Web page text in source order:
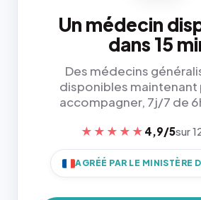
Un médecin
dans 15
Des médecins
disponibles maintenant
accompagner, 7j/7 de
★★★★★ 4,9/5sur
AGRÉÉ PAR LE MINISTÈRE